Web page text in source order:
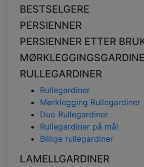
BESTSELGERE
PERSIENNER
PERSIENNER ETTER
RULLEGARDINER
Rullegardiner
Mørklegging Rullegardiner
Duo Rullegardiner
Rullegardiner på mål
Billige rullegardiner
LAMELLGARDINER